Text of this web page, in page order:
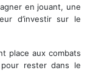
en jouant, une
d’investir sur le
place aux combats
rester dans le